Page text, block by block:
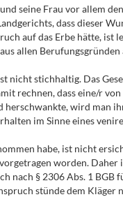
seine Frau vor allem
dass dieser
auf das Erbe hätte, ist
allen Berufungsgründen
nicht stichhaltig. Das
rechnen, dass eine/r
herschwankte, wird man
im Sinne eines
habe, ist nicht
worden. Daher
nach § 2306 Abs. 1 BGB
stünde dem